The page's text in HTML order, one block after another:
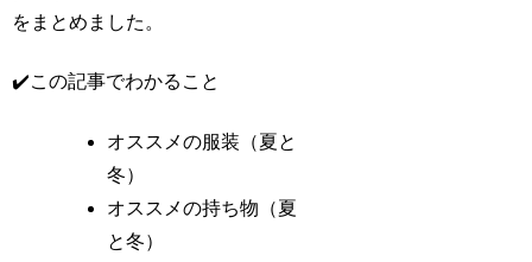
をまとめました。
✔️この記事でわかること
オススメの服装（夏と
冬）
オススメの持ち物（夏
と冬）